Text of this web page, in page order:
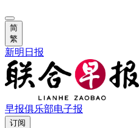
简
繁
新明日报
早报俱乐部电子报
订阅